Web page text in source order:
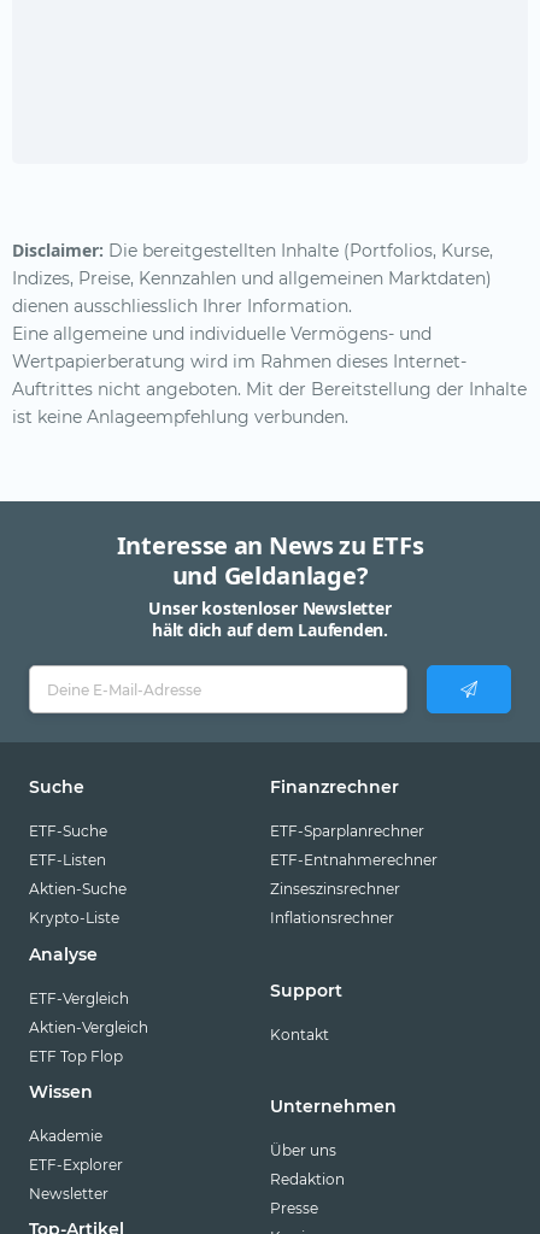
Disclaimer: Die bereitgestellten Inhalte (Portfolios, Kurse,
Indizes, Preise, Kennzahlen und allgemeinen Marktdaten)
dienen ausschliesslich Ihrer Information.
Eine allgemeine und individuelle Vermögens- und
Wertpapierberatung wird im Rahmen dieses Internet-
Auftrittes nicht angeboten. Mit der Bereitstellung der Inhalte
ist keine Anlageempfehlung verbunden.
Interesse an News zu ETFs
und Geldanlage?
Unser kostenloser Newsletter
hält dich auf dem Laufenden.
Suche
ETF-Suche
ETF-Listen
Aktien-Suche
Krypto-Liste
Analyse
ETF-Vergleich
Aktien-Vergleich
ETF Top Flop
Wissen
Akademie
ETF-Explorer
Newsletter
Top-Artikel
Finanzrechner
ETF-Sparplanrechner
ETF-Entnahmerechner
Zinseszinsrechner
Inflationsrechner
Support
Kontakt
Unternehmen
Über uns
Redaktion
Presse